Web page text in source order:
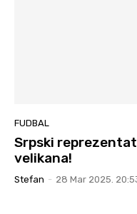
FUDBAL
Srpski
velikana!
Stefan - 28 Mar 2025.